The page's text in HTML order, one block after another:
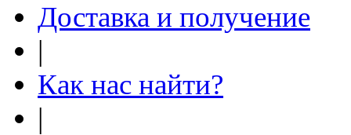
Доставка и получение
|
Как нас найти?
|